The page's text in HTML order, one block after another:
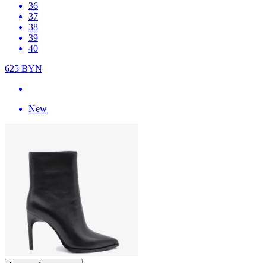
36
37
38
39
40
625 BYN
New